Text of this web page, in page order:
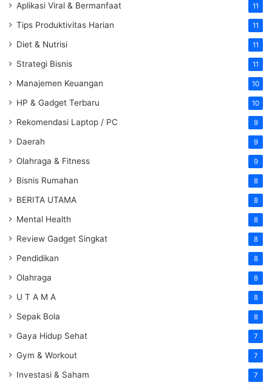
Aplikasi Viral & Bermanfaat 11
Tips Produktivitas Harian 11
Diet & Nutrisi 11
Strategi Bisnis 11
Manajemen Keuangan 10
HP & Gadget Terbaru 10
Rekomendasi Laptop / PC 9
Daerah 9
Olahraga & Fitness 9
Bisnis Rumahan 8
BERITA UTAMA 8
Mental Health 8
Review Gadget Singkat 8
Pendidikan 8
Olahraga 8
U T A M A 8
Sepak Bola 8
Gaya Hidup Sehat 7
Gym & Workout 7
Investasi & Saham 7